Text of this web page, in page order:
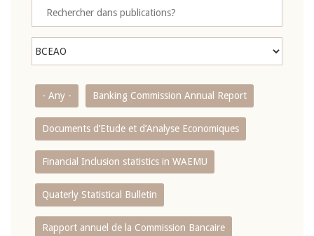
- Any - Banking Commission Annual Report
Documents d’Etude et d’Analyse Economiques
Financial Inclusion statistics in WAEMU
Quaterly Statistical Bulletin
Rapport annuel de la Commission Bancaire